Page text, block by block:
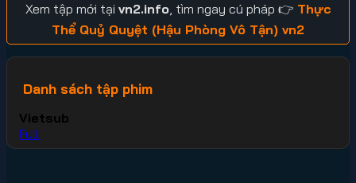
Xem tập mới tại vn2.info, tìm ngay cú pháp 👉 Thực
Thể Quỷ Quyệt (Hậu Phòng Vô Tận) vn2
Danh sách tập phim
Vietsub
Full